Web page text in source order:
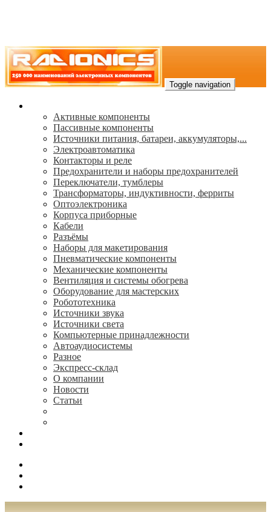
Toggle navigation
Активные компоненты
Пассивные компоненты
Источники питания, батареи, аккумуляторы,...
Электроавтоматика
Контакторы и реле
Предохранители и наборы предохранителей
Переключатели, тумблеры
Трансформаторы, индуктивности, ферриты
Oптоэлектроника
Корпуса приборные
Кабели
Разъёмы
Наборы для макетирования
Пневматические компоненты
Механические компоненты
Вентиляция и системы обогрева
Оборудование для мастерских
Робототехника
Источники звука
Источники света
Компьютерные принадлежности
Автоаудиосистемы
Разное
Экспресс-склад
О компании
Новости
Статьи